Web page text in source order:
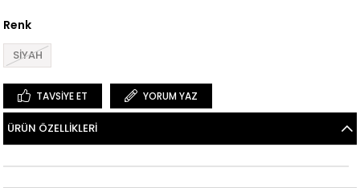
Renk
SİYAH
TAVSIYE ET YORUM YAZ
ÜRÜN ÖZELLIKLERI